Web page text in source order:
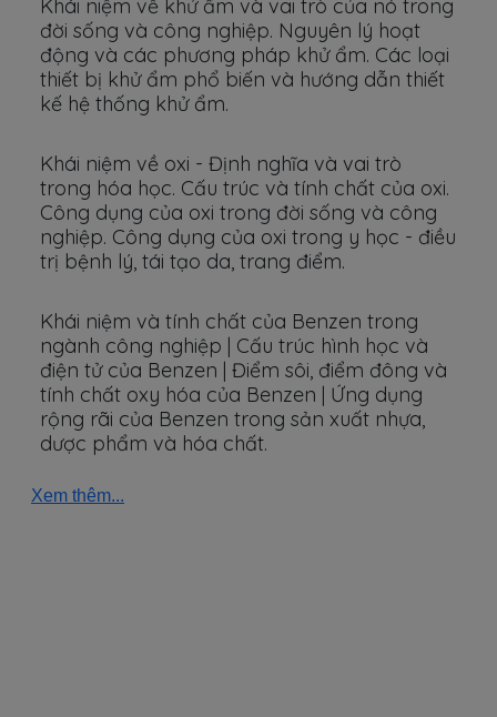
Khái niệm về khử ẩm và vai trò của nó trong
đời sống và công nghiệp. Nguyên lý hoạt
động và các phương pháp khử ẩm. Các loại
thiết bị khử ẩm phổ biến và hướng dẫn thiết
kế hệ thống khử ẩm.
Khái niệm về oxi - Định nghĩa và vai trò
trong hóa học. Cấu trúc và tính chất của oxi.
Công dụng của oxi trong đời sống và công
nghiệp. Công dụng của oxi trong y học - điều
trị bệnh lý, tái tạo da, trang điểm.
Khái niệm và tính chất của Benzen trong
ngành công nghiệp | Cấu trúc hình học và
điện tử của Benzen | Điểm sôi, điểm đông và
tính chất oxy hóa của Benzen | Ứng dụng
rộng rãi của Benzen trong sản xuất nhựa,
dược phẩm và hóa chất.
Xem thêm...